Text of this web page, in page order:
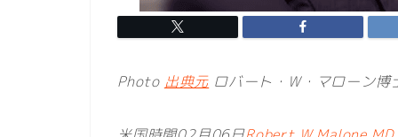
Photo 出典元 ロバート・W・マローン博